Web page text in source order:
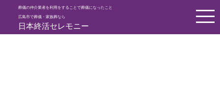
葬儀の仲介業者を利用をすることで葬儀になったこと
広島市で葬儀・家族葬なら
日本終活セレモニー
HOME お客様の声 葬儀の仲介業者を利用をすることで葬儀になっ